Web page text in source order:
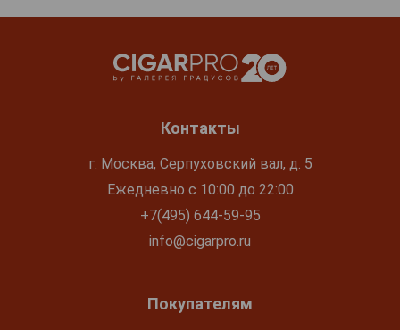
Контакты
г. Москва, Серпуховский вал, д. 5
Ежедневно с 10:00 до 22:00
+7(495) 644-59-95
info@cigarpro.ru
Покупателям